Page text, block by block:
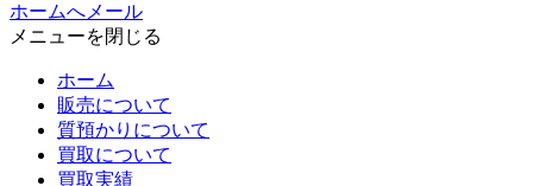
ホームへ メール
メニューを閉じる
ホーム
販売について
質預かりについて
買取について
買取実績